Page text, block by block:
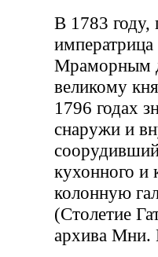
В 1783 году,
императрица
Мраморным
великому
1796 годах
снаружи и
кухонного и
колонную
(Столетие
архива Мни.